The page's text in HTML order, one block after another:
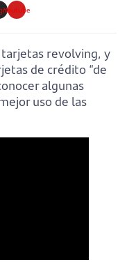
Youtube
tarjetas revolving, y
de crédito “de
algunas
uso de las